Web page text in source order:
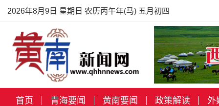
2026年8月9日 星期日 农历丙午年(马) 五月初四
首页 青海要闻 黄南要闻 政策解读 外